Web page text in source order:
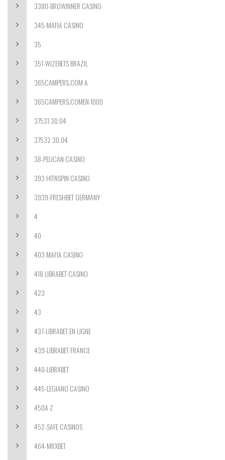
3380-BROWINNER CASINO
345-MAFIA CASINO
35
351-WIZEBETS BRAZIL
365CAMPERS.COM A
365CAMPERS.COMEN 1000
37531 30.04
37532 30.04
38-PELICAN CASINO
393 HITNSPIN CASINO
3939-FRESHBET GERMANY
4
40
403 MAFIA CASINO
418 LIBRABET CASINO
423
43
437-LIBRABET EN LIGNE
439-LIBRABET FRANCE
440-LIBRABET
445-LEGIANO CASINO
450A Z
452-SAFE CASINOS
464-MRXBET